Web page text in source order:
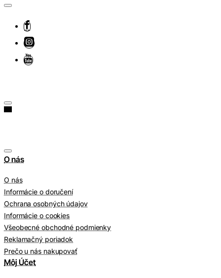
O nás
O nás
Informácie o doručení
Ochrana osobných údajov
Informácie o cookies
Všeobecné obchodné podmienky
Reklamačný poriadok
Prečo u nás nakupovať
Môj Účet